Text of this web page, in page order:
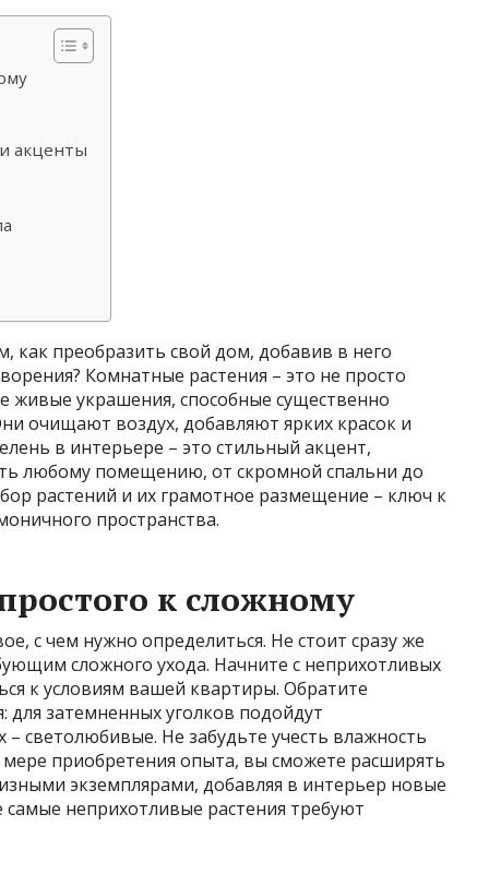
акценты
как преобразить свой дом, добавив в него
Комнатные растения – это не просто
живые украшения, способные существенно
очищают воздух, добавляют ярких красок и
в интерьере – это стильный акцент,
любому помещению, от скромной спальни до
растений и их грамотное размещение – ключ к
пространства.
к сложному
с чем нужно определиться. Не стоит сразу же
сложного ухода. Начните с неприхотливых
к условиям вашей квартиры. Обратите
затемненных уголков подойдут
светолюбивые. Не забудьте учесть влажность
приобретения опыта, вы сможете расширять
экземплярами, добавляя в интерьер новые
неприхотливые растения требуют